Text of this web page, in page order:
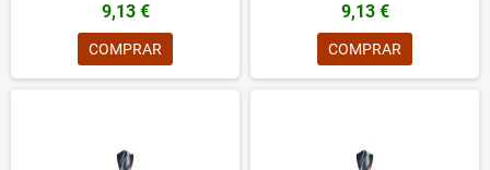
9,13 €
COMPRAR
9,13 €
COMPRAR